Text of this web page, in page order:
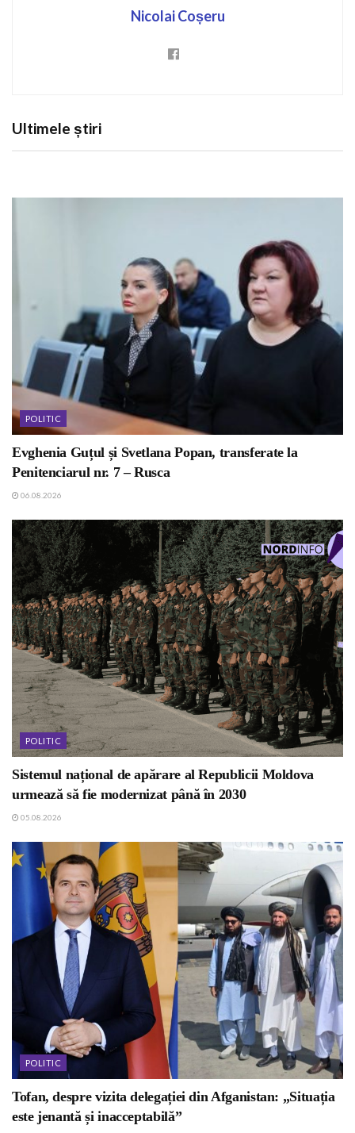
Nicolai Coșeru
Ultimele știri
POLITIC
Evghenia Guțul și Svetlana Popan, transferate la
Penitenciarul nr. 7 – Rusca
06.08.2026
POLITIC
Sistemul național de apărare al Republicii Moldova
urmează să fie modernizat până în 2030
05.08.2026
POLITIC
Tofan, despre vizita delegației din Afganistan: „Situația
este jenantă și inacceptabilă”